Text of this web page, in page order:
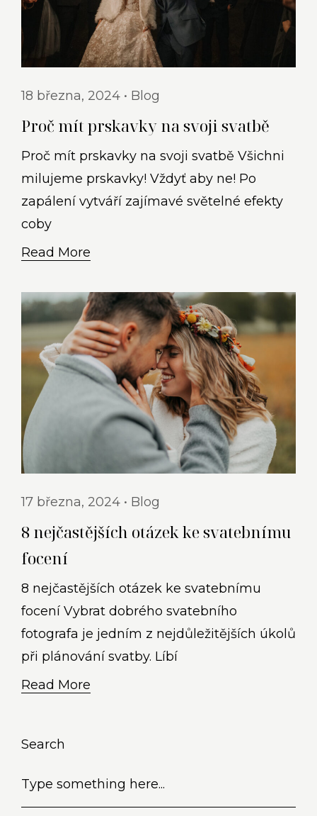
18 března, 2024 Blog
Proč mít prskavky na svoji svatbě
Proč mít prskavky na svoji svatbě​ Všichni
milujeme prskavky! Vždyť aby ne! Po
zapálení vytváří zajímavé světelné efekty
coby
Read More
17 března, 2024 Blog
8 nejčastějších otázek ke svatebnímu
focení
8 nejčastějších otázek ke svatebnímu
focení Vybrat dobrého svatebního
fotografa je jedním z nejdůležitějších úkolů
při plánování svatby. Líbí
Read More
Search